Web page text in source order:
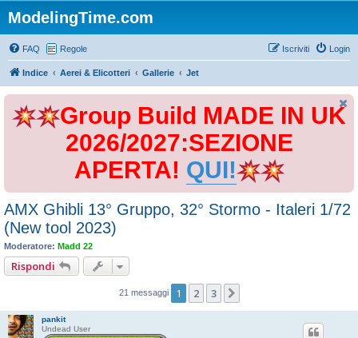
ModelingTime.com
FAQ Regole Login
Iscriviti
Indice Aerei & Elicotteri Gallerie Jet
Group Build MADE IN UK
2026/2027:SEZIONE
APERTA! QUI!
AMX Ghibli 13° Gruppo, 32° Stormo - Italeri 1/72
(New tool 2023)
Moderatore: Madd 22
Rispondi
21 messaggi 1 2 3
pankit
Undead User